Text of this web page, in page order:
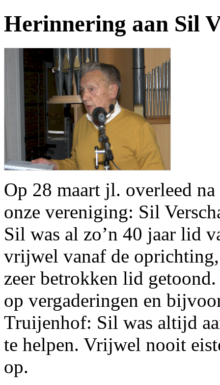
Herinnering aan Sil
Op 28 maart jl. overleed
onze vereniging: Sil
Sil was al zo’n 40 jaar lid
vrijwel vanaf de
zeer betrokken lid
op vergaderingen en
Truijenhof: Sil was altijd
te helpen. Vrijwel nooit
op.